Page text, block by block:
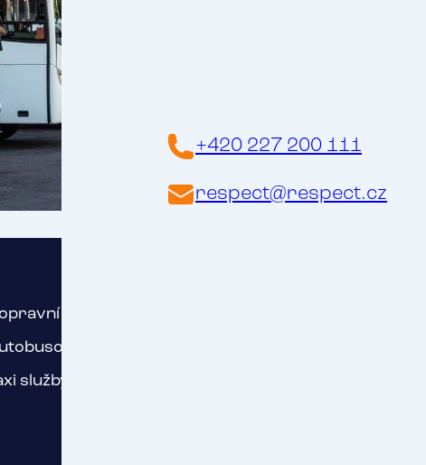
+420 227 200 111
respect@respect.cz
podniky (MHD)
dopravce – vnitrostátní i mezinárodní
služby